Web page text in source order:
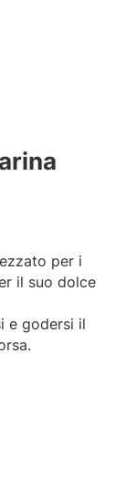
per i
il suo dolce
e godersi il